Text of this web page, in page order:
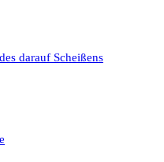
darauf Scheißens